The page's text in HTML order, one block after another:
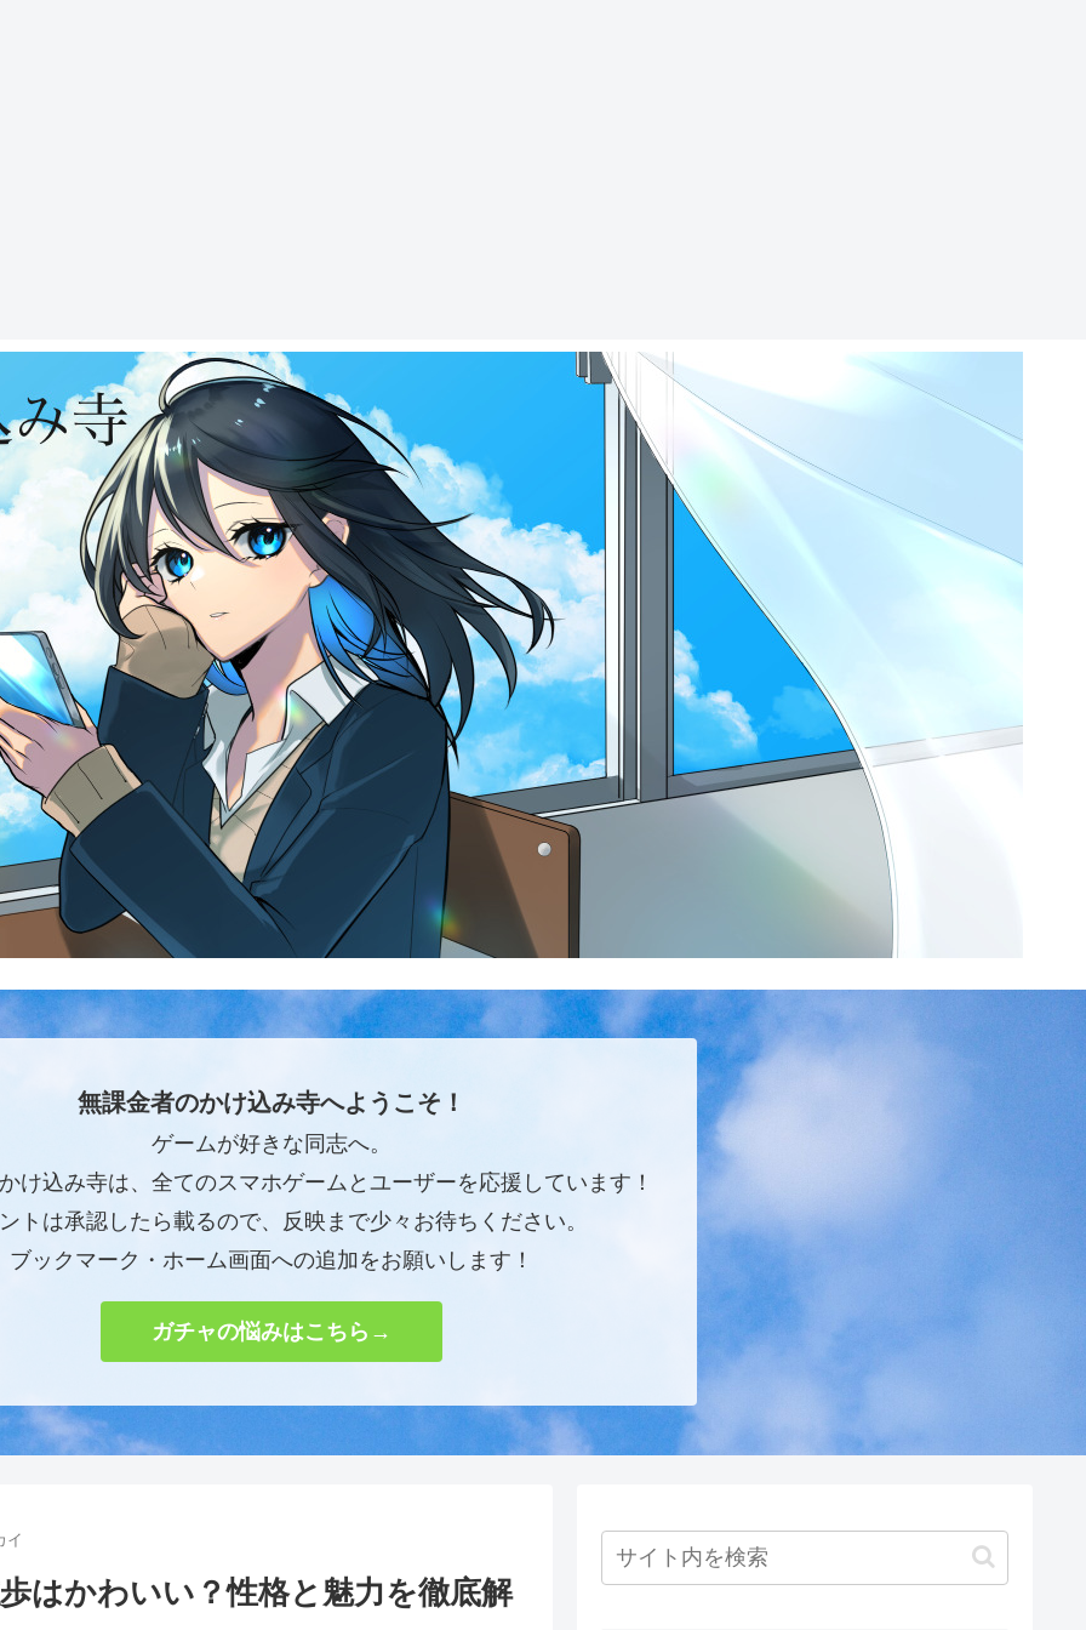
無課金者のかけ込み寺へようこそ！
ゲームが好きな同志へ。
け込み寺は、全てのスマホゲームとユーザーを応援しています！
トは承認したら載るので、反映まで少々お待ちください。
ブックマーク・ホーム画面への追加をお願いします！
ガチャの悩みはこちら→
イ
はかわいい？性格と魅力を徹底解